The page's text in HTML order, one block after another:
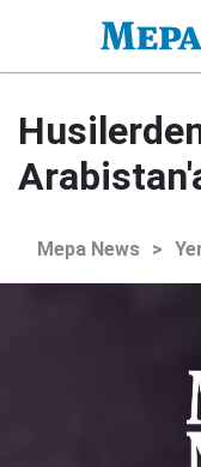
Mepa News >